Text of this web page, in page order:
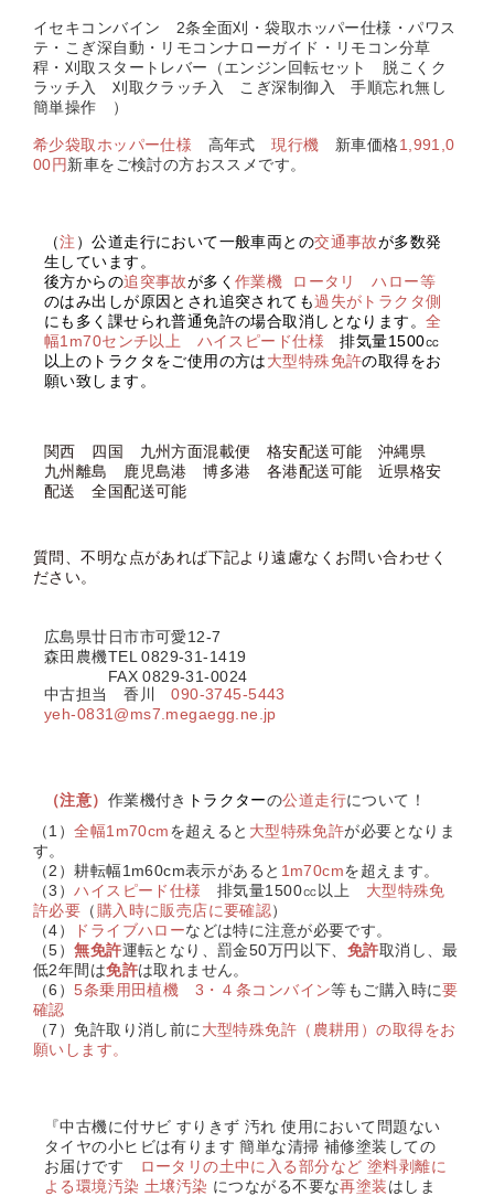
イセキコンバイン 2条全面刈・袋取ホッパー仕様・パワス
テ・こぎ深自動・リモコンナローガイド・リモコン分草
稈・刈取スタートレバー（エンジン回転セット 脱こくク
ラッチ入 刈取クラッチ入 こぎ深制御入 手順忘れ無し
簡単操作 ）
希少袋取ホッパー仕様 高年式現行機 新車価格1,991,0
00円新車をご検討の方おススメです。
（注 ）公道走行において一般車両との交通事故が多数発
生しています。
後方からの追突事故が多く作業機
ロータリ ハロー等
のはみ出しが原因とされ追突されても過失がトラクタ側
にも多く課せられ普通免許の場合取消しとなります。全
幅1m70センチ以上 ハイスピード仕様 排気量1500㏄
以上のトラクタをご使用の方は大型特殊免許の取得をお
願い致します。
関西 四国 九州方面混載便 格安配送可能 沖縄県
九州離島 鹿児島港 博多港 各港配送可能 近県格安
配送 全国配送可能
質問、不明な点があれば下記より遠慮なくお問い合わせく
ださい。
広島県廿日市市可愛12-7
森田農機TEL 0829-31-1419
FAX 0829-31-0024
中古担当 香川
090-3745-5443
yeh-0831@ms7.megaegg.ne.jp
（注意） 作業機付き トラクターの公道走行について！
（1）全幅1m70cmを超えると 大型特殊免許が必要となりま
す。
（2）耕転幅1m60cm表示があると 1m70cmを超えます。
（3）ハイスピード仕様 排気量1500㏄以上 大型特殊免
許必要 （ 購入時に販売店に要確認）
（4）
ドライブハローなどは特に注意が必要です。
（5）無免許運転となり、罰金50万円以下、 免許取消し、最
低2年間は免許は取れません。
（6）5条乗用田植機 3・４条コンバイン等もご購入時に要
確認
（7）免許取り消し前に 大型特殊免許（農耕用）の取得をお
願いします。
『中古機に付サビ すりきず 汚れ 使用において問題ない
タイヤの小ヒビは有ります 簡単な清掃 補修塗装しての
お届けです
ロータリの土中に入る部分など 塗料剥離に
よる環境汚染 土壌汚染 につながる不要な再塗装はしま